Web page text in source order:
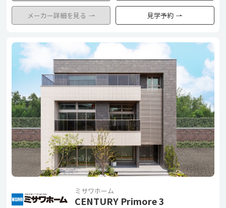
メーカー詳細を見る 見学予約
ミサワホーム
CENTURY Primore 3